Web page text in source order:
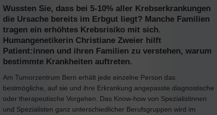
Wussten Sie, dass bei 5-10% aller Krebserkrankungen
die Ursache bereits im Erbgut liegt? Manche Familien
tragen ein erhöhtes Krebsrisiko mit sich.
Humangenetikerin Christiane Zweier hilft
Patient:innen und ihren Familien zu verstehen, warum
bestimmte Krankheiten auftreten.
Am Tumorzentrum Bern erhält jede einzelne Person das
bestmögliche, auf sie und ihre Erkrankung angepasste diagnostische
oder therapeutische Vorgehen. Das Know-how von Spezialistinnen
und Spezialisten ganz unterschiedlicher Berufsgruppen wird im